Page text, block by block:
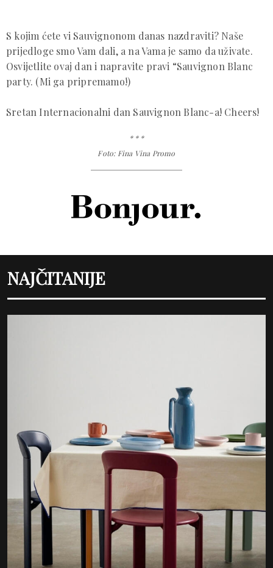
S kojim ćete vi Sauvignonom danas nazdraviti? Naše
prijedloge smo Vam dali, a na Vama je samo da uživate.
Osvijetlite ovaj dan i napravite pravi “Sauvignon Blanc
party. (Mi ga pripremamo!)
Sretan Internacionalni dan Sauvignon Blanc-a! Cheers!
* * *
Foto: Fina Vina Promo
NAJČITANIJE